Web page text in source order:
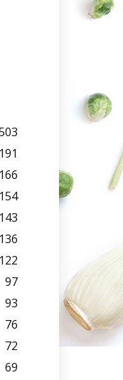
191
166
154
143
136
122
97
93
76
72
69